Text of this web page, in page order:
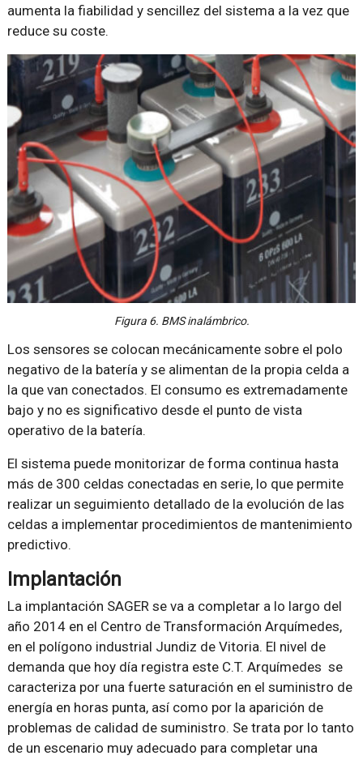
aumenta la fiabilidad y sencillez del sistema a la vez que
reduce su coste.
Figura 6. BMS inalámbrico.
Los sensores se colocan mecánicamente sobre el polo
negativo de la batería y se alimentan de la propia celda a
la que van conectados. El consumo es extremadamente
bajo y no es significativo desde el punto de vista
operativo de la batería.
El sistema puede monitorizar de forma continua hasta
más de 300 celdas conectadas en serie, lo que permite
realizar un seguimiento detallado de la evolución de las
celdas a implementar procedimientos de mantenimiento
predictivo.
Implantación
La implantación SAGER se va a completar a lo largo del
año 2014 en el Centro de Transformación Arquímedes,
en el polígono industrial Jundiz de Vitoria. El nivel de
demanda que hoy día registra este C.T. Arquímedes se
caracteriza por una fuerte saturación en el suministro de
energía en horas punta, así como por la aparición de
problemas de calidad de suministro. Se trata por lo tanto
de un escenario muy adecuado para completar una